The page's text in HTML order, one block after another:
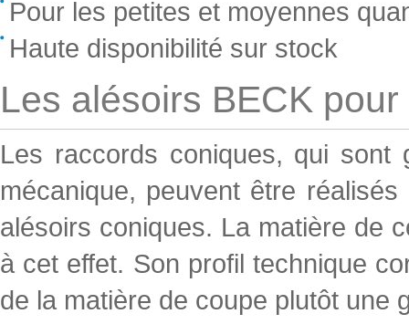
Pour les petites et moyennes
Haute disponibilité sur stock
Les alésoirs BECK
Les raccords coniques, qui sont
mécanique, peuvent être
alésoirs coniques. La matière de
à cet effet. Son profil technique
de la matière de coupe plutôt une